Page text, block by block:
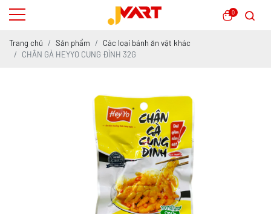
0
Trang chủ Sản phẩm
Các loại bánh ăn vặt khác
CHÂN GÀ HEYYO CUNG ĐÌNH 32G